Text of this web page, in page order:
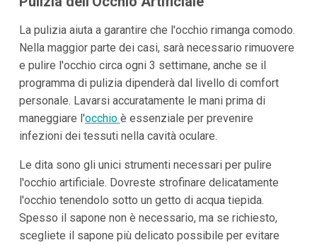
La pulizia aiuta a garantire che l'occhio rimanga comodo.
Nella maggior parte dei casi, sarà necessario rimuovere
e pulire l'occhio circa ogni 3 settimane, anche se il
programma di pulizia dipenderà dal livello di comfort
personale. Lavarsi accuratamente le mani prima di
maneggiare l'occhio è essenziale per prevenire
infezioni dei tessuti nella cavità oculare.
Le dita sono gli unici strumenti necessari per pulire
l'occhio artificiale. Dovreste strofinare delicatamente
l'occhio tenendolo sotto un getto di acqua tiepida.
Spesso il sapone non è necessario, ma se richiesto,
scegliete il sapone più delicato possibile per evitare